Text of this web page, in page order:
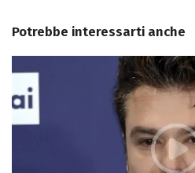
Potrebbe interessarti anche